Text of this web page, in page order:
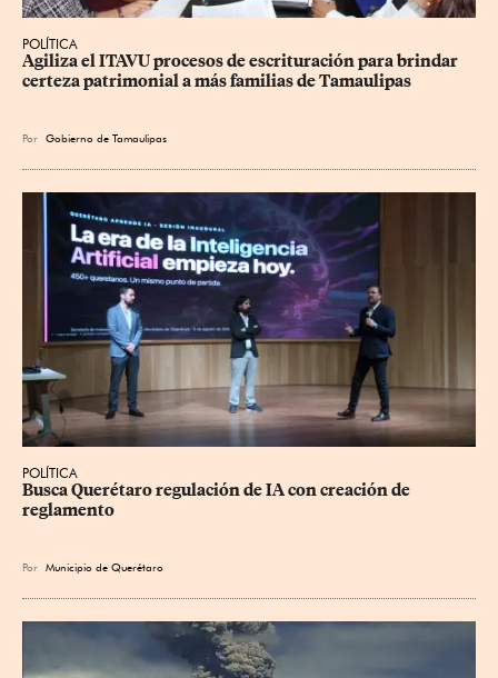
POLÍTICA
Agiliza el ITAVU procesos de escrituración para brindar
certeza patrimonial a más familias de Tamaulipas
Por Gobierno de Tamaulipas
POLÍTICA
Busca Querétaro regulación de IA con creación de
reglamento
Por Municipio de Querétaro